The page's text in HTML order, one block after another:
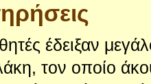
έδειξαν
τον οποίο